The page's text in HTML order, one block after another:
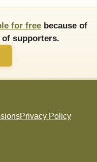
for freebecause of
supporters.
Privacy Policy